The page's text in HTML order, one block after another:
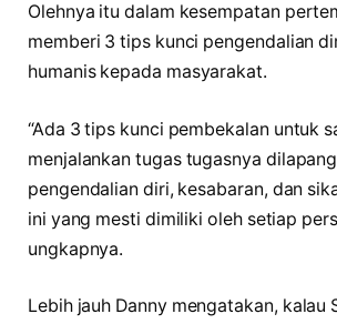
Olehnya itu dalam kesempatan
memberi 3 tips kunci pengendalian
humanis kepada masyarakat.
“Ada 3 tips kunci pembekalan untuk
menjalankan tugas tugasnya
pengendalian diri, kesabaran, dan
ini yang mesti dimiliki oleh setiap
ungkapnya.
Lebih jauh Danny mengatakan, kalau